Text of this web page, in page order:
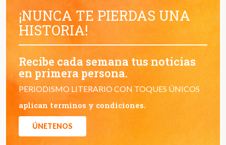
¡NUNCA TE PIERDAS UNA
HISTORIA!
Recibe cada semana tus noticias
en primera persona.
PERIODISMO LITERARIO CON TOQUES ÚNICOS
aplican terminos y condiciones.
ÚNETENOS